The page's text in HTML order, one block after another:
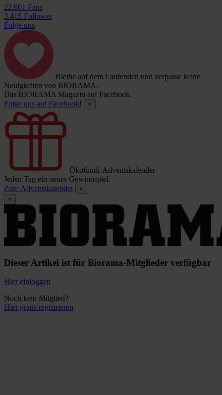
22.601 Fans
3.415 Follower
Folge uns
Bleibe auf dem Laufenden und verpasse keine
Neuigkeiten von BIORAMA.
Das BIORAMA Magazin auf Facebook.
Folge uns auf Facebook!
×
Ökofundi-Adventskalender
Jeden Tag ein neues Gewinnspiel.
Zum Adventskalender
×
×
Dieser Artikel ist für Biorama-Mitglieder verfügbar
Hier einloggen
Noch kein Mitglied?
Hier gratis registrieren